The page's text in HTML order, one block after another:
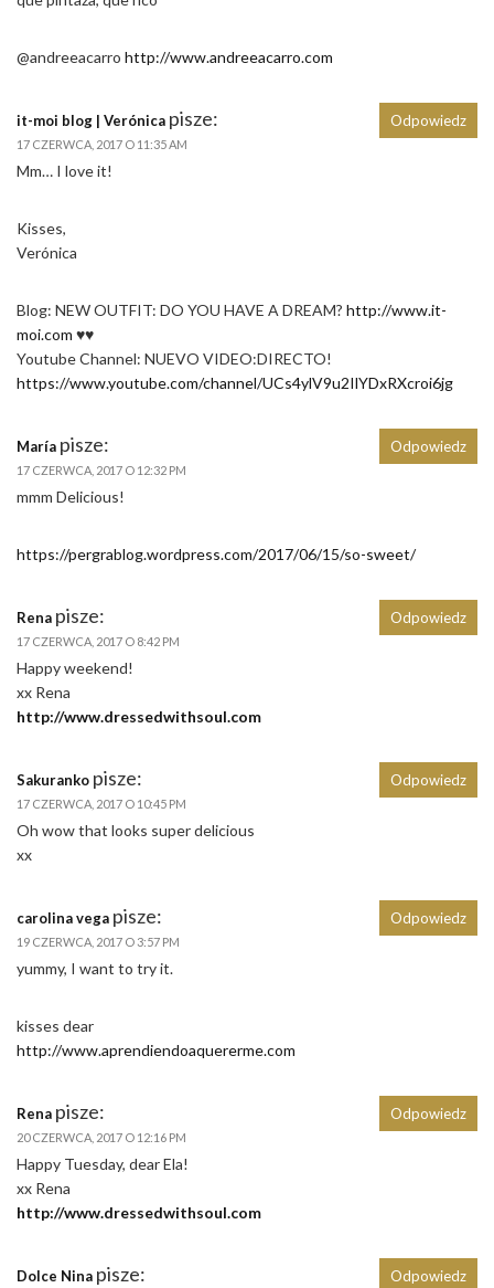
@andreeacarro http://www.andreeacarro.com
it-moi blog | Verónica pisze:
17 CZERWCA, 2017 O 11:35 AM
Mm… I love it!
Kisses,
Verónica
Blog: NEW OUTFIT: DO YOU HAVE A DREAM? http://www.it-
moi.com ♥♥
Youtube Channel: NUEVO VIDEO:DIRECTO!
https://www.youtube.com/channel/UCs4ylV9u2IlYDxRXcroi6jg
Odpowiedz
María pisze:
17 CZERWCA, 2017 O 12:32 PM
mmm Delicious!
https://pergrablog.wordpress.com/2017/06/15/so-sweet/
Odpowiedz
Rena pisze:
17 CZERWCA, 2017 O 8:42 PM
Happy weekend!
xx Rena
http://www.dressedwithsoul.com
Odpowiedz
Sakuranko pisze:
17 CZERWCA, 2017 O 10:45 PM
Oh wow that looks super delicious
xx
Odpowiedz
carolina vega pisze:
19 CZERWCA, 2017 O 3:57 PM
yummy, I want to try it.
kisses dear
http://www.aprendiendoaquererme.com
Odpowiedz
Rena pisze:
20 CZERWCA, 2017 O 12:16 PM
Happy Tuesday, dear Ela!
xx Rena
http://www.dressedwithsoul.com
Odpowiedz
Dolce Nina pisze: Odpowiedz